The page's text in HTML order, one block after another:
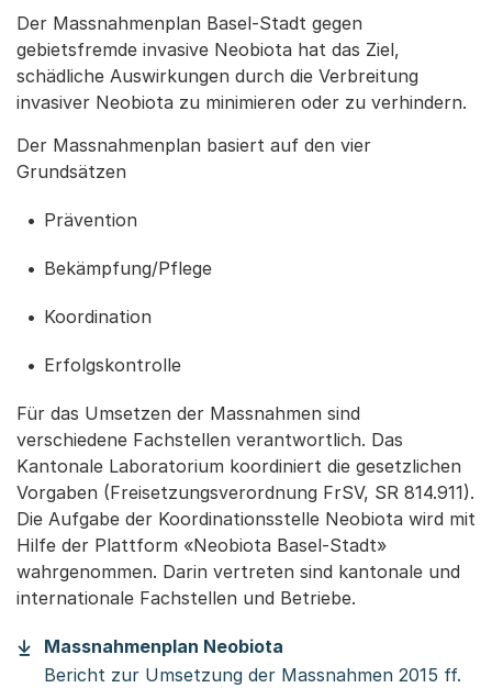
Der Massnahmenplan Basel-Stadt gegen
gebietsfremde invasive Neobiota hat das Ziel,
schädliche Auswirkungen durch die Verbreitung
invasiver Neobiota zu minimieren oder zu verhindern.
Der Massnahmenplan basiert auf den vier
Grundsätzen
Prävention
Bekämpfung/Pflege
Koordination
Erfolgskontrolle
Für das Umsetzen der Massnahmen sind
verschiedene Fachstellen verantwortlich. Das
Kantonale Laboratorium koordiniert die gesetzlichen
Vorgaben (Freisetzungsverordnung FrSV, SR 814.911).
Die Aufgabe der Koordinationsstelle Neobiota wird mit
Hilfe der Plattform «Neobiota Basel-Stadt»
wahrgenommen. Darin vertreten sind kantonale und
internationale Fachstellen und Betriebe.
Massnahmenplan Neobiota
Bericht zur Umsetzung der Massnahmen 2015 ff.